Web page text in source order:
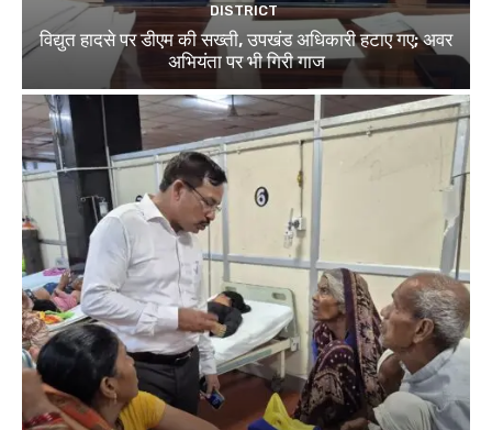
DISTRICT
विद्युत हादसे पर डीएम की सख्ती, उपखंड अधिकारी हटाए गए; अवर
अभियंता पर भी गिरी गाज